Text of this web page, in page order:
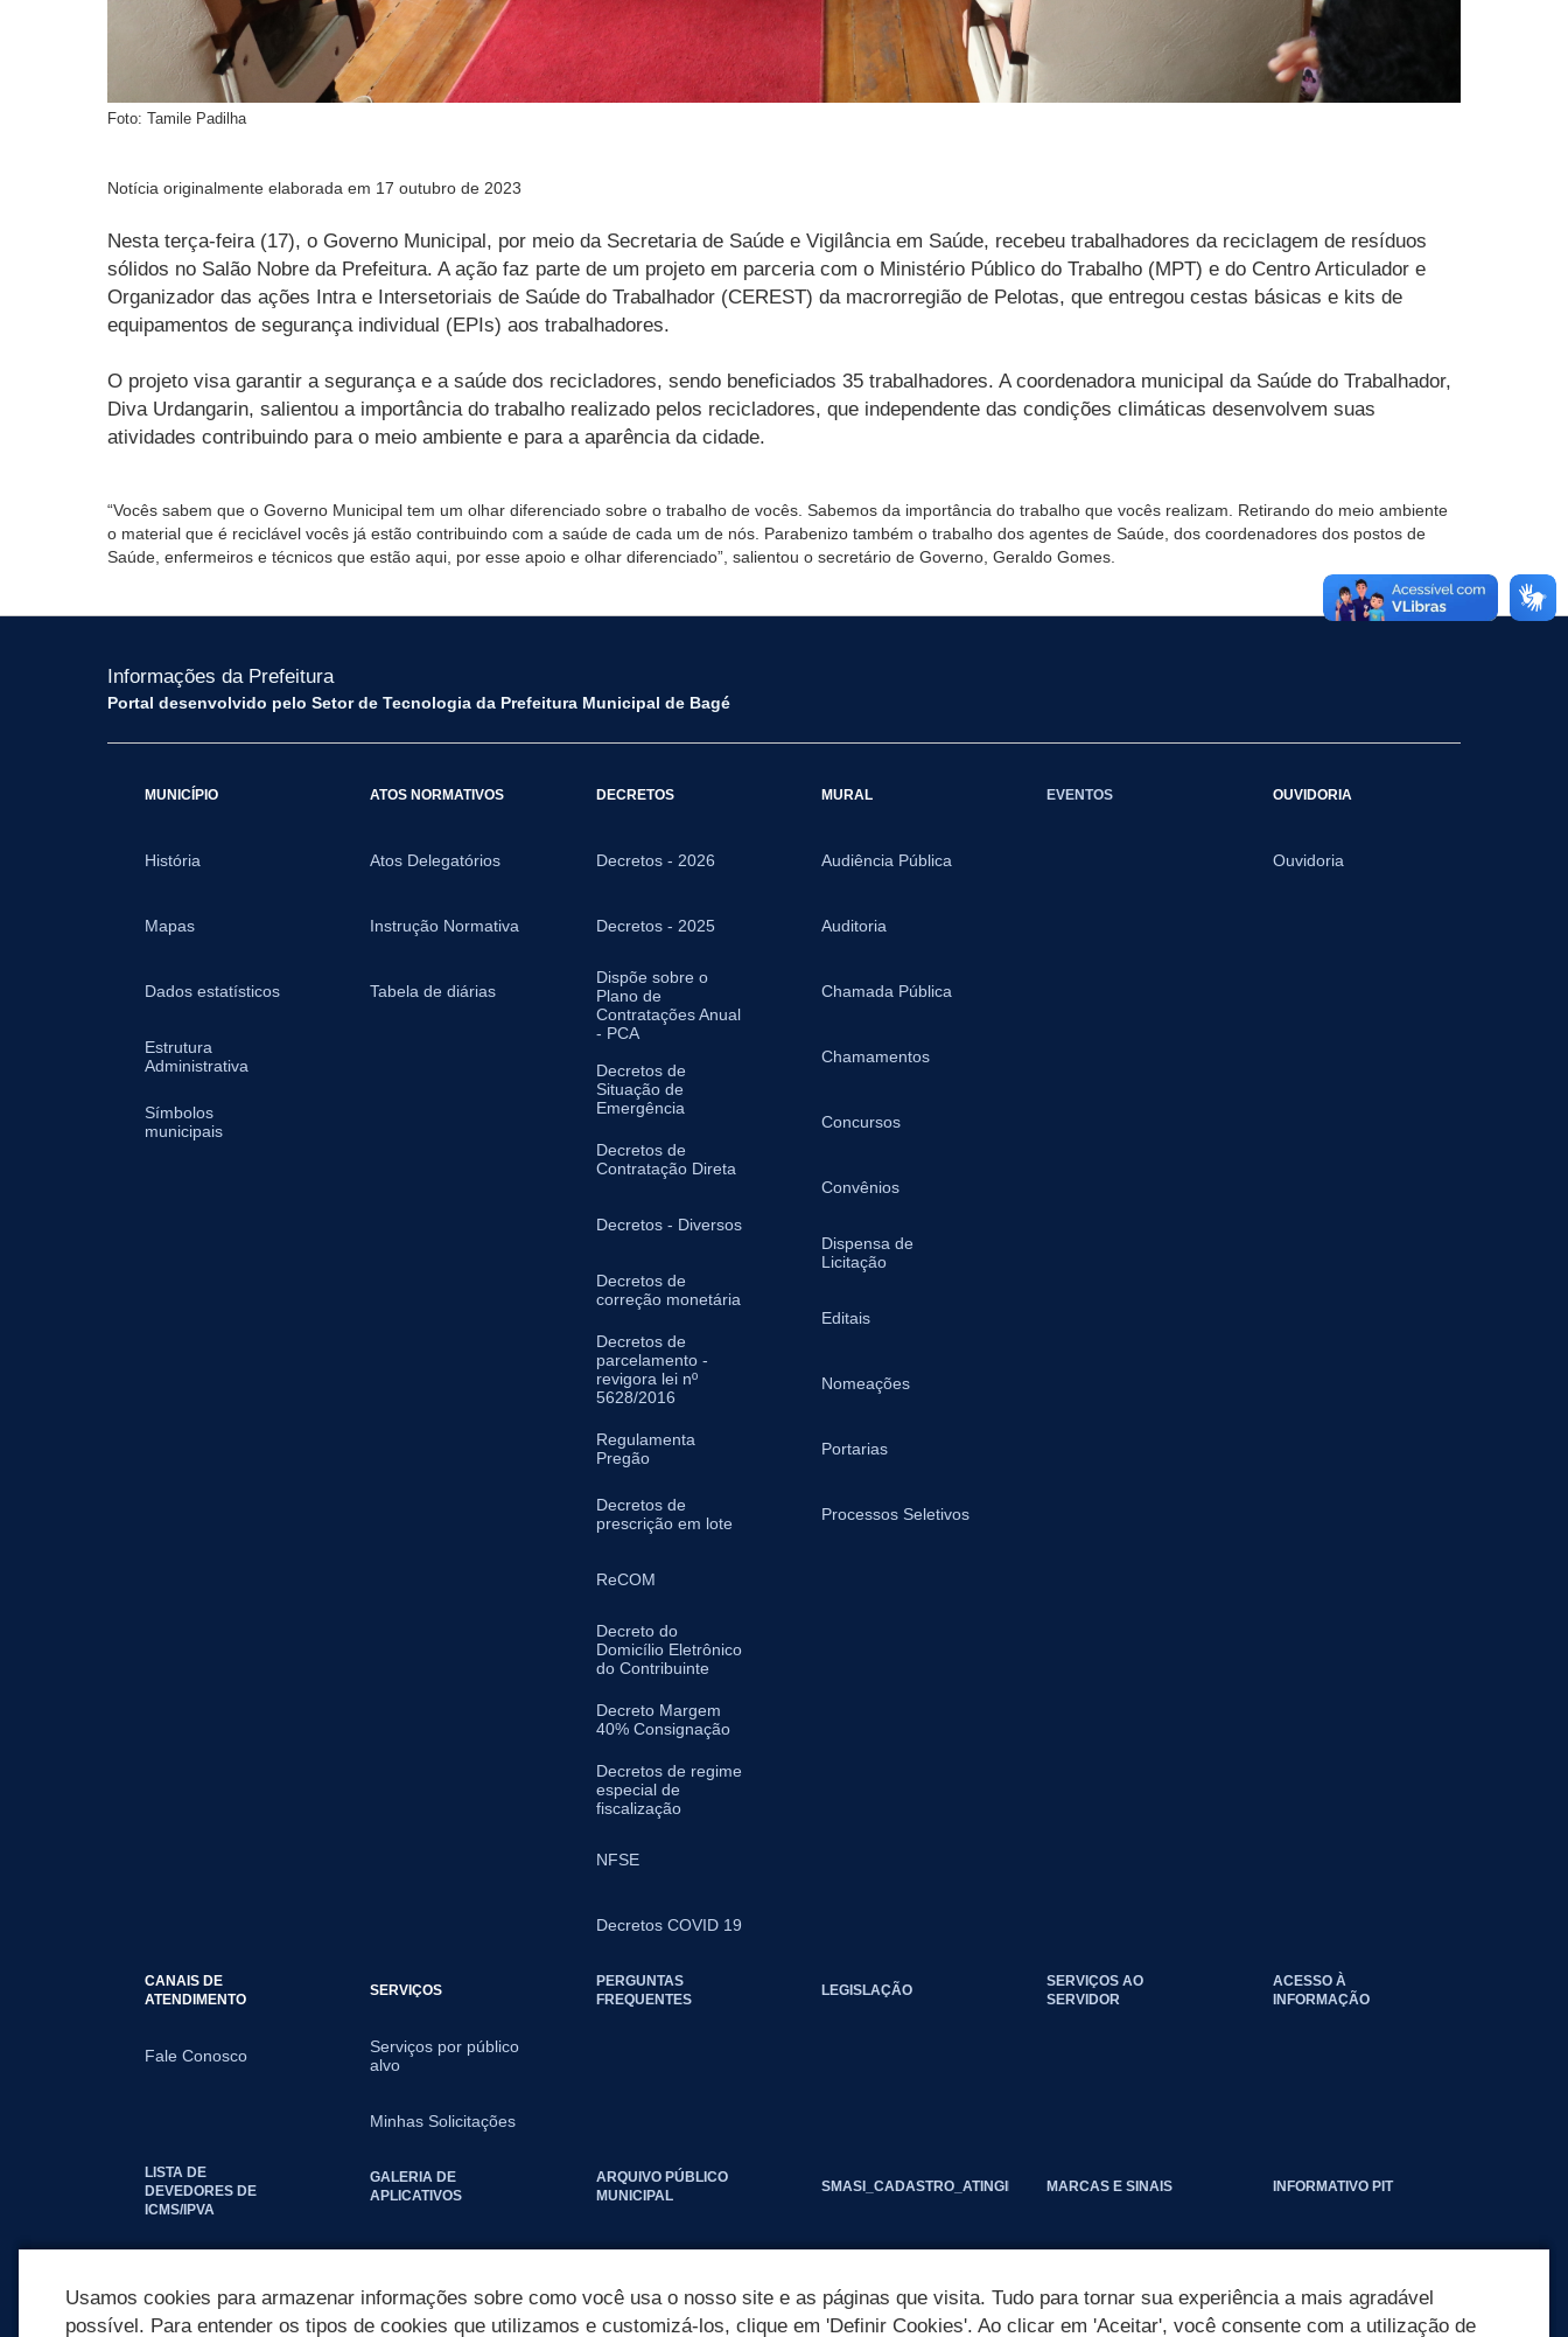
Foto: Tamile Padilha
Notícia originalmente elaborada em 17 outubro de 2023
Nesta terça-feira (17), o Governo Municipal, por meio da Secretaria de Saúde e Vigilância em Saúde, recebeu trabalhadores da reciclagem de resíduos
sólidos no Salão Nobre da Prefeitura. A ação faz parte de um projeto em parceria com o Ministério Público do Trabalho (MPT) e do Centro Articulador e
Organizador das ações Intra e Intersetoriais de Saúde do Trabalhador (CEREST) da macrorregião de Pelotas, que entregou cestas básicas e kits de
equipamentos de segurança individual (EPIs) aos trabalhadores.
O projeto visa garantir a segurança e a saúde dos recicladores, sendo beneficiados 35 trabalhadores. A coordenadora municipal da Saúde do Trabalhador,
Diva Urdangarin, salientou a importância do trabalho realizado pelos recicladores, que independente das condições climáticas desenvolvem suas
atividades contribuindo para o meio ambiente e para a aparência da cidade.
“Vocês sabem que o Governo Municipal tem um olhar diferenciado sobre o trabalho de vocês. Sabemos da importância do trabalho que vocês realizam. Retirando do meio ambiente
o material que é reciclável vocês já estão contribuindo com a saúde de cada um de nós. Parabenizo também o trabalho dos agentes de Saúde, dos coordenadores dos postos de
Saúde, enfermeiros e técnicos que estão aqui, por esse apoio e olhar diferenciado”, salientou o secretário de Governo, Geraldo Gomes.
Informações da Prefeitura
Portal desenvolvido pelo Setor de Tecnologia da Prefeitura Municipal de Bagé
MUNICÍPIO
História
Mapas
Dados estatísticos
Estrutura
Administrativa
Símbolos
municipais
ATOS NORMATIVOS
Atos Delegatórios
Instrução Normativa
Tabela de diárias
DECRETOS
Decretos - 2026
Decretos - 2025
Dispõe sobre o
Plano de
Contratações Anual
- PCA
Decretos de
Situação de
Emergência
Decretos de
Contratação Direta
Decretos - Diversos
Decretos de
correção monetária
Decretos de
parcelamento -
revigora lei nº
5628/2016
Regulamenta
Pregão
Decretos de
prescrição em lote
ReCOM
Decreto do
Domicílio Eletrônico
do Contribuinte
Decreto Margem
40% Consignação
Decretos de regime
especial de
fiscalização
NFSE
Decretos COVID 19
MURAL
Audiência Pública
Auditoria
Chamada Pública
Chamamentos
Concursos
Convênios
Dispensa de
Licitação
Editais
Nomeações
Portarias
Processos Seletivos
EVENTOS OUVIDORIA
Ouvidoria
CANAIS DE
ATENDIMENTO
Fale Conosco
SERVIÇOS
Serviços por público
alvo
Minhas Solicitações
PERGUNTAS
FREQUENTES
LEGISLAÇÃO
SERVIÇOS AO
SERVIDOR
ACESSO À
INFORMAÇÃO
LISTA DE
DEVEDORES DE
ICMS/IPVA
GALERIA DE
APLICATIVOS
ARQUIVO PÚBLICO
MUNICIPAL
SMASI_CADASTRO_ATINGIDOS_EVENTOS_CLIMATICOS
MARCAS E SINAIS INFORMATIVO PIT
Usamos cookies para armazenar informações sobre como você usa o nosso site e as páginas que visita. Tudo para tornar sua experiência a mais agradável
possível. Para entender os tipos de cookies que utilizamos e customizá-los, clique em 'Definir Cookies'. Ao clicar em 'Aceitar', você consente com a utilização de